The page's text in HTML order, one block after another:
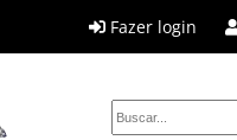
Fazer login